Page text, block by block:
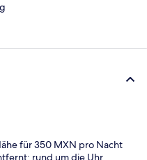
für 350 MXN pro Nacht
rund um die Uhr